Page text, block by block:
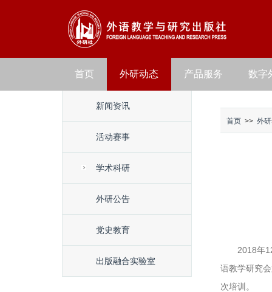
首页 外研动态 产品服务 数字
新闻资讯
活动赛事
学术科研
外研公告
党史教育
出版融合实验室
首页 >> 外
2018年
语教学研究
次培训。